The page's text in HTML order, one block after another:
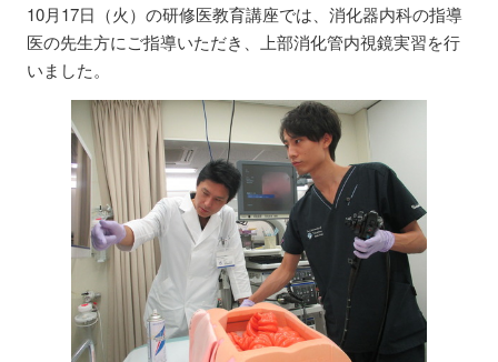
10月17日（火）の研修医教育講座では、消化器内科の指導
医の先生方にご指導いただき、上部消化管内視鏡実習を行
いました。